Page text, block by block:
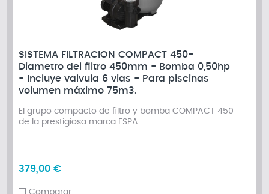
SISTEMA FILTRACION COMPACT 450-
Diametro del filtro 450mm - Bomba 0,50hp
- Incluye valvula 6 vias - Para piscinas
volumen máximo 75m3.
El grupo compacto de filtro y bomba COMPACT 450
de la prestigiosa marca ESPA...
379,00 €
Comparar